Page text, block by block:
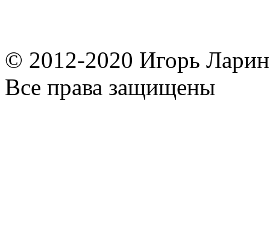
© 2012-2020 Игорь
Все права защищены